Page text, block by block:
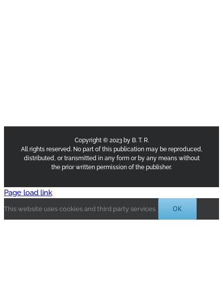
Copyright © 2023 by B. T. R.
All rights reserved. No part of this publication may be reproduced,
distributed, or transmitted in any form or by any means without
the prior written permission of the publisher.
Page load link
This website uses cookies and third party services. OK